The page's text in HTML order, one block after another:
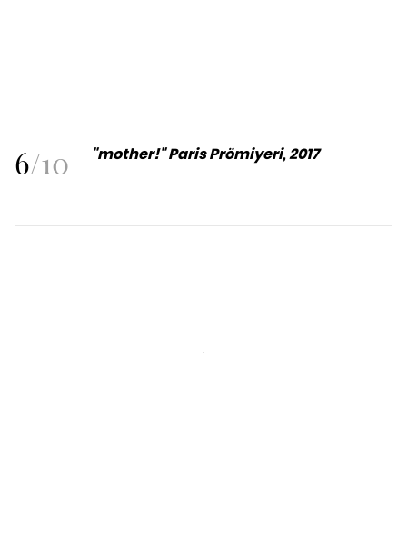
6/10 "mother!" Paris Prömiyeri, 2017